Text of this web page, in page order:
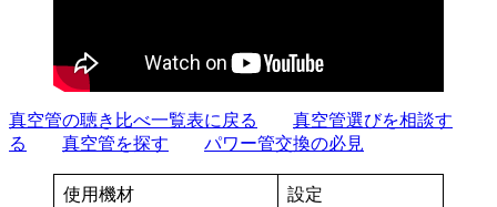
真空管の聴き比べ一覧表に戻る
真空管選びを相談す
る
真空管を探す パワー管交換の必見
使用機材 設定